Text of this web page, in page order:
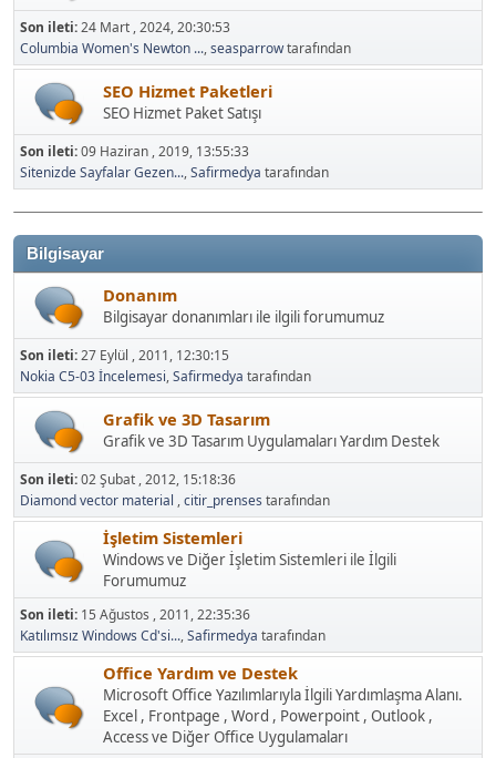
Son ileti:24 Mart , 2024, 20:30:53
Columbia Women's Newton ...,seasparrowtarafından
SEO Hizmet Paketleri
SEO Hizmet Paket Satışı
Son ileti:09 Haziran , 2019, 13:55:33
Sitenizde Sayfalar Gezen...,Safirmedya tarafından
Bilgisayar
Donanım
Bilgisayar donanımları ile ilgili forumumuz
Son ileti:27 Eylül , 2011, 12:30:15
Nokia C5-03 İncelemesi,Safirmedya tarafından
Grafik ve 3D Tasarım
Grafik ve 3D Tasarım Uygulamaları Yardım Destek
Son ileti:02 Şubat , 2012, 15:18:36
Diamond vector material ,citir_prenses tarafından
İşletim Sistemleri
Windows ve Diğer İşletim Sistemleri ile İlgili
Forumumuz
Son ileti: 15 Ağustos , 2011, 22:35:36
Katılımsız Windows Cd'si...,Safirmedya tarafından
Office Yardım ve Destek
Microsoft Office Yazılımlarıyla İlgili Yardımlaşma Alanı.
Excel , Frontpage , Word , Powerpoint , Outlook ,
Access ve Diğer Office Uygulamaları